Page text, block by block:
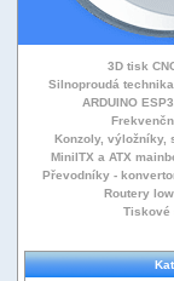
3D tisk
Silnoproudá
ARDUINO
Konzoly, výložníky,
MiniITX a ATX
Převodníky -
Routery
Tiskové